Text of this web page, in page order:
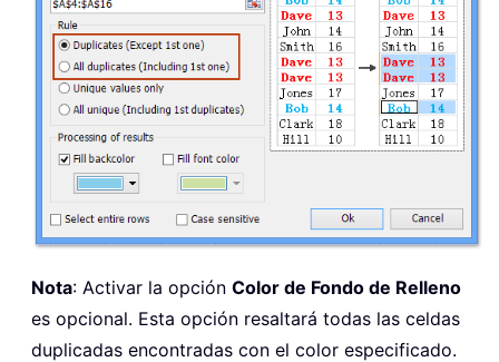
Nota: Activar la opción Color de Fondo de Relleno
es opcional. Esta opción resaltará todas las celdas
duplicadas encontradas con el color especificado.